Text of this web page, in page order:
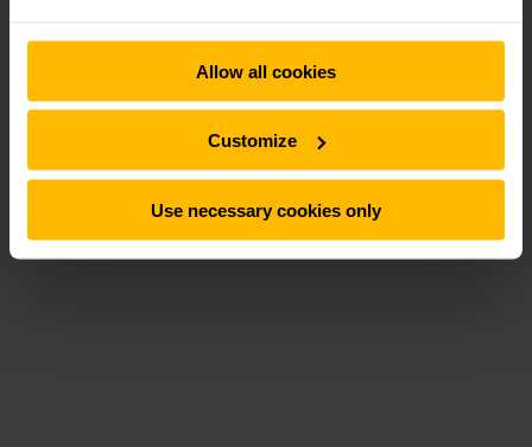
Allow all cookies
Customize
Use necessary cookies only